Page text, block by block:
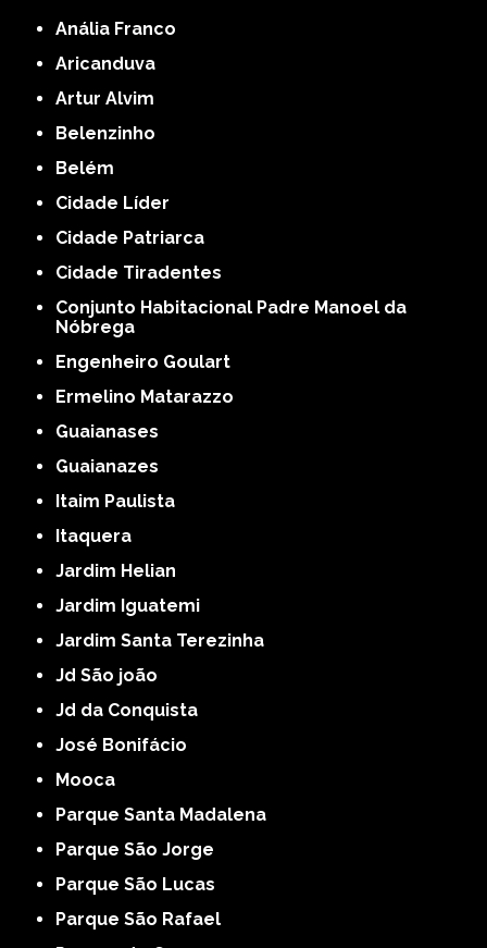
Anália Franco
Aricanduva
Artur Alvim
Belenzinho
Belém
Cidade Líder
Cidade Patriarca
Cidade Tiradentes
Conjunto Habitacional Padre Manoel da
Nóbrega
Engenheiro Goulart
Ermelino Matarazzo
Guaianases
Guaianazes
Itaim Paulista
Itaquera
Jardim Helian
Jardim Iguatemi
Jardim Santa Terezinha
Jd São joão
Jd da Conquista
José Bonifácio
Mooca
Parque Santa Madalena
Parque São Jorge
Parque São Lucas
Parque São Rafael